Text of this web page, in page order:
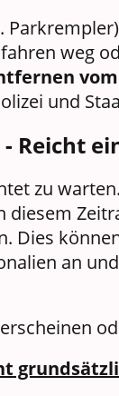
weg
und
Reicht
zu
diesem
Dies
an